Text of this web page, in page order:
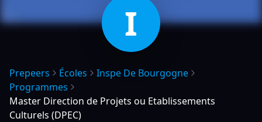
I
Prepeers Écoles
Inspe De Bourgogne
Programmes
Master Direction de Projets ou Etablissements
Culturels (DPEC)